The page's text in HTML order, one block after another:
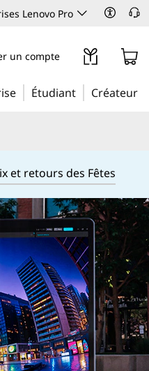
Lenovo Pro
un compte
Étudiant Créateur
et retours des Fêtes